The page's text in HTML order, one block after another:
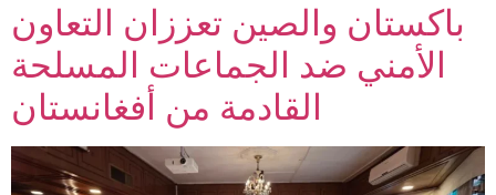
باكستان والصين تعززان التعاون
الأمني ضد الجماعات المسلحة
القادمة من أفغانستان